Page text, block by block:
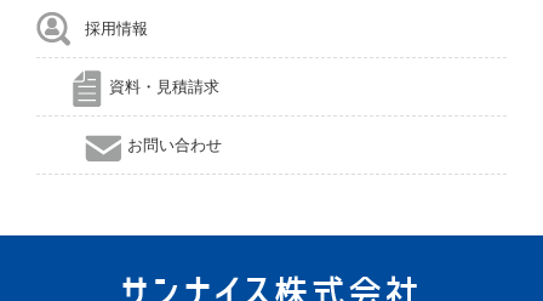
採用情報
資料・見積請求
お問い合わせ